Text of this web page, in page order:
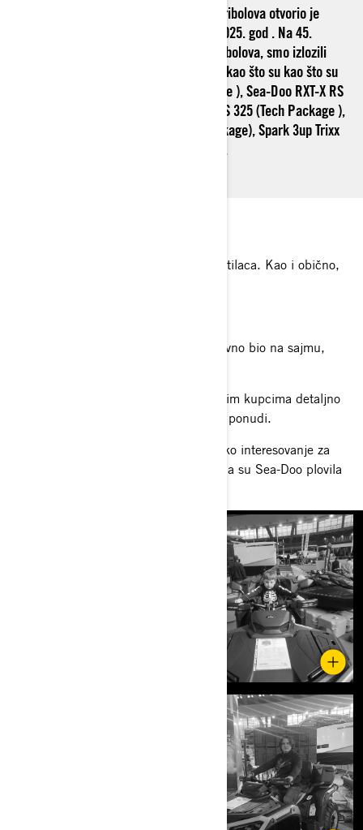
45. Medjunarodni sajam nautike, lova I ribolova otvorio je
kapije za posetioce od 03. - 07. Aprila 2025. god . Na 45.
Medjunarodnom sajmu nautike, lova I ribolova, smo izlozili
najnovije 2025 modele Sea-Doo plovila, kao što su kao što su
Sea-Doo GTX LTD 325 IDF ( Tech Package ), Sea-Doo RXT-X RS
325 ( Tech Package ), Sea-Doo RXP X RS 325 (Tech Package ),
Sea-Doo Wake PRO 230 IDF (Tech Package), Spark 3up Trixx
90, Spark 1up Trixx 90 i još mnogo toga.
Sajam je posetilo više od 10.000 posetilaca. Kao i obično,
Naš prodajni i servisni tim je svakodnevno bio na sajmu,
Potrudili smo se da svim zainteresovanim kupcima detaljno
objasnimo rad naših Sea-Doo plovila u ponudi.
Nakon prezentacije, zabeleženo je veliko interesovanje za
izložena plovila, najvecu paznju privukla su Sea-Doo plovila